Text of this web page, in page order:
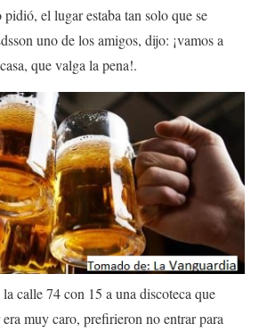
pidió, el lugar estaba tan solo que se
uno de los amigos, dijo: ¡vamos a
que valga la pena!.
calle 74 con 15 a una discoteca que
muy caro, prefirieron no entrar para